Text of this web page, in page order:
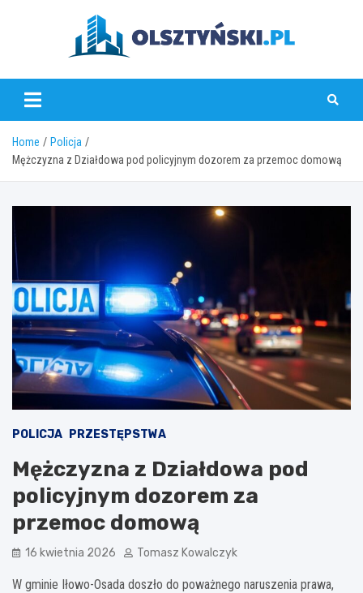
olsztynski.pl
Home
Policja
Mężczyzna z Działdowa pod policyjnym dozorem za przemoc domową
POLICJA PRZESTĘPSTWA
Mężczyzna z Działdowa pod
policyjnym dozorem za
przemoc domową
16 kwietnia 2026 Tomasz Kowalczyk
W gminie Iłowo-Osada doszło do poważnego naruszenia prawa,